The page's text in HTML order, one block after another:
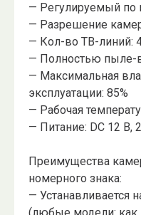
— Регулируемый по
— Разрешение
— Кол-во ТВ-линий:
— Полностью пыле-
— Максимальная
эксплуатации: 85%
— Рабочая
— Питание: DC 12 В,
Преимущества
номерного знака:
— Устанавливается